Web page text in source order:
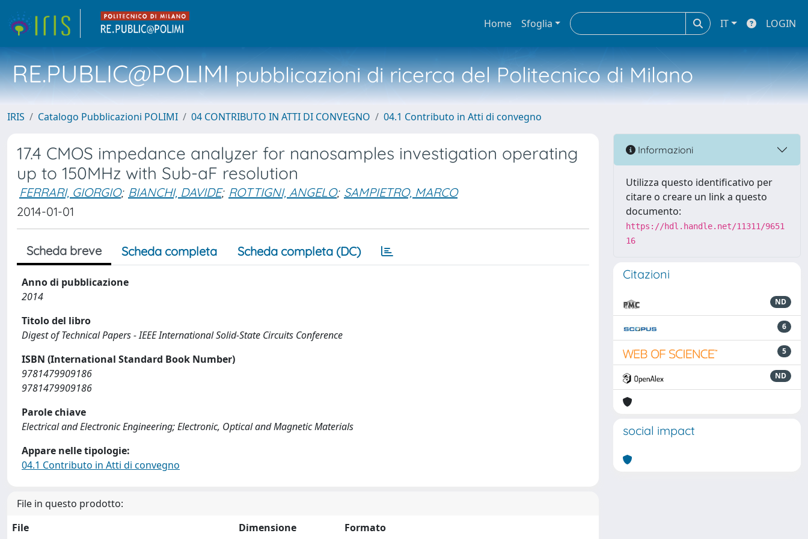
Home Sfoglia IT LOGIN
RE.PUBLIC@POLIMIpubblicazioni di ricerca del Politecnico di Milano
IRIS Catalogo Pubblicazioni POLIMI 04 CONTRIBUTO IN ATTI DI CONVEGNO 04.1 Contributo in Atti di convegno
17.4 CMOS impedance analyzer for nanosamples investigation operating
up to 150MHz with Sub-aF resolution
FERRARI, GIORGIO; BIANCHI, DAVIDE; ROTTIGNI, ANGELO; SAMPIETRO, MARCO
2014-01-01
Scheda breve Scheda completa Scheda completa (DC)
Anno di pubblicazione
2014
Titolo del libro
Digest of Technical Papers - IEEE International Solid-State Circuits Conference
ISBN (International Standard Book Number)
9781479909186
9781479909186
Parole chiave
Electrical and Electronic Engineering; Electronic, Optical and Magnetic Materials
Appare nelle tipologie:
04.1 Contributo in Atti di convegno
File in questo prodotto:
File
Dimensione Formato
Informazioni
Utilizza questo identificativo per
citare o creare un link a questo
documento:
https://hdl.handle.net/11311/9651
16
Citazioni
ND
6
5
ND
social impact